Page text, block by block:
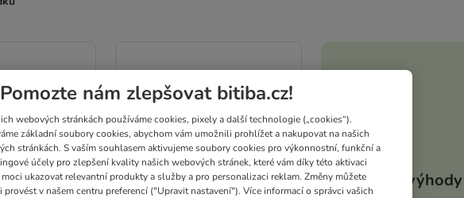
Vaše výhody
Pomozte nám zlepšovat bitiba.cz!
webových stránkách používáme cookies, pixely a další technologie („cookies“).
základní soubory cookies, abychom vám umožnili prohlížet a nakupovat na našich
stránkách. S vaším souhlasem aktivujeme soubory cookies pro výkonnostní, funkční a
účely pro zlepšení kvality našich webových stránek, které vám díky této aktivaci
ukazovat relevantní produkty a služby a pro personalizaci reklam. Změny můžete
provést v našem centru preferencí ("Upravit nastavení"). Více informací o správci vašich